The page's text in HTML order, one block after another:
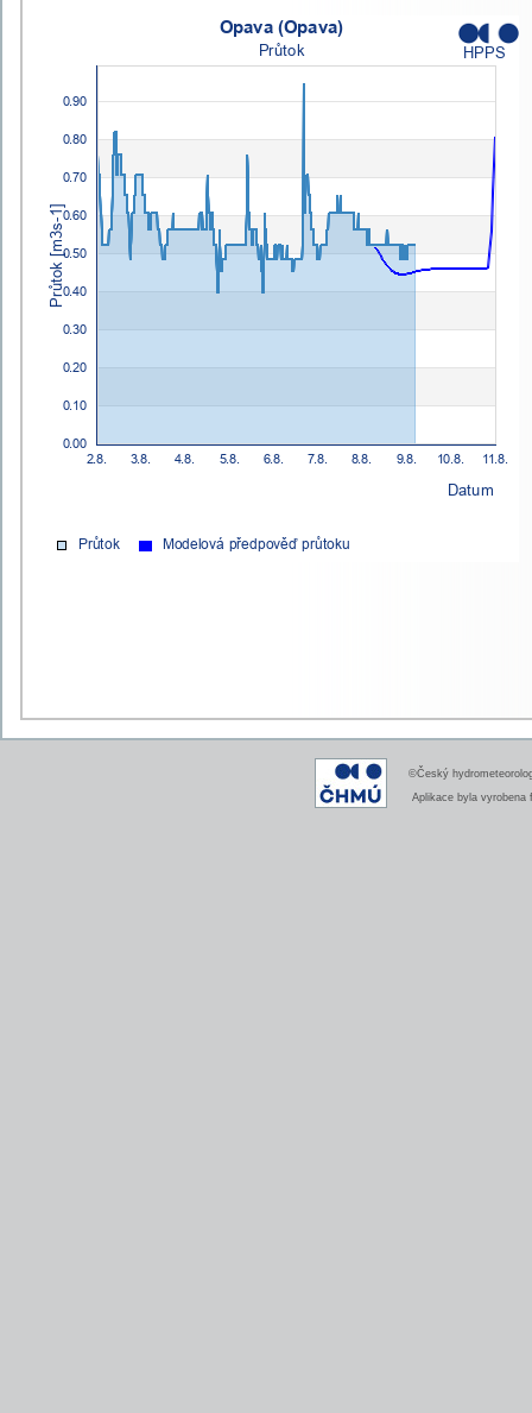
©Český
Aplikace byla vyrobena